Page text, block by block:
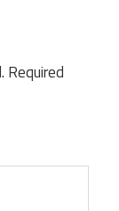
Required